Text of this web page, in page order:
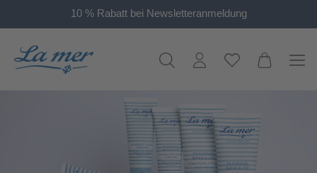
10 % Rabatt bei Newsletteranmeldung